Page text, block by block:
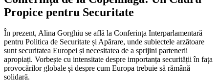
Propice pentru Securitate
În prezent, Alina Gorghiu se află la Conferința Interparlamentară
pentru Politica de Securitate și Apărare, unde subiectele arzătoare
sunt securitatea Europei și necesitatea de a sprijini partenerii
apropiați. Vorbește cu intensitate despre importanța securității în fața
provocărilor globale și despre cum Europa trebuie să rămână
solidară.